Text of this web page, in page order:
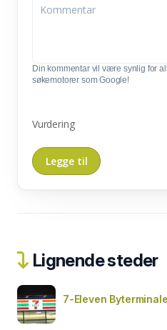
Din kommentar vil være synlig for
søkemotorer som Google!
Vurdering
Lignende steder
7-Eleven